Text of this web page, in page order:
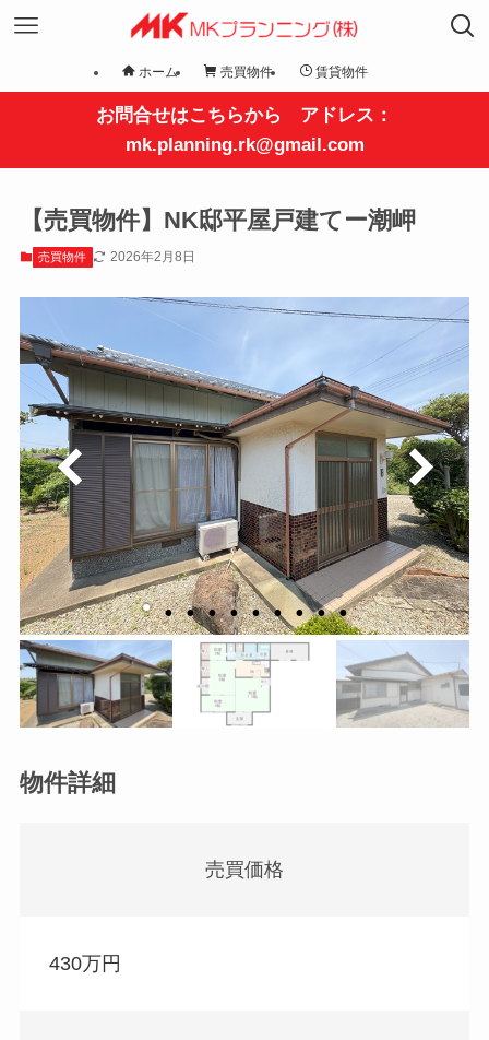
ホーム 売買物件 賃貸物件
お問合せはこちらから アドレス：
mk.planning.rk@gmail.com
【売買物件】NK邸平屋戸建てー潮岬
売買物件 2026年2月8日
物件詳細
売買価格
430万円